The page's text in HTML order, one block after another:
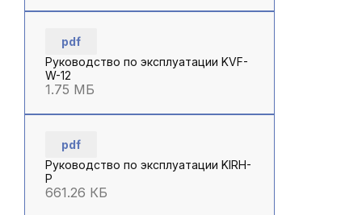
pdf
Руководство по эксплуатации KVF-
W-12
1.75 МБ
pdf
Руководство по эксплуатации KIRH-
P
661.26 КБ